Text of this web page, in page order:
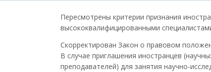
Пересмотрены критерии признания
высококвалифицированными
Скорректирован Закон о правовом
В случае приглашения иностранцев
преподавателей) для занятия научно-